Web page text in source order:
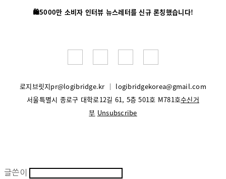
🛍️5000만 소비자 인터뷰 뉴스레터를 신규 론칭했습니다!
로지브릿지pr@logibridge.kr │ logibridgekorea@gmail.com
서울특별시 종로구 대학로12길 61, 5층 501호 M781호수신거
부 Unsubscribe
글쓴이